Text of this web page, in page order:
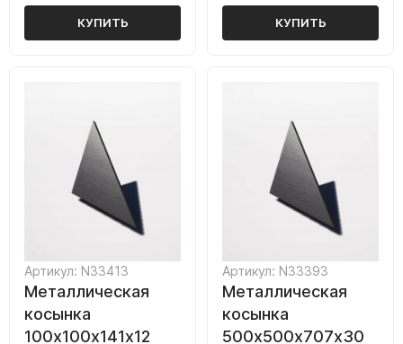
КУПИТЬ КУПИТЬ
Артикул: N33413
Металлическая
косынка
100х100х141х12
Артикул: N33393
Металлическая
косынка
500х500х707х30